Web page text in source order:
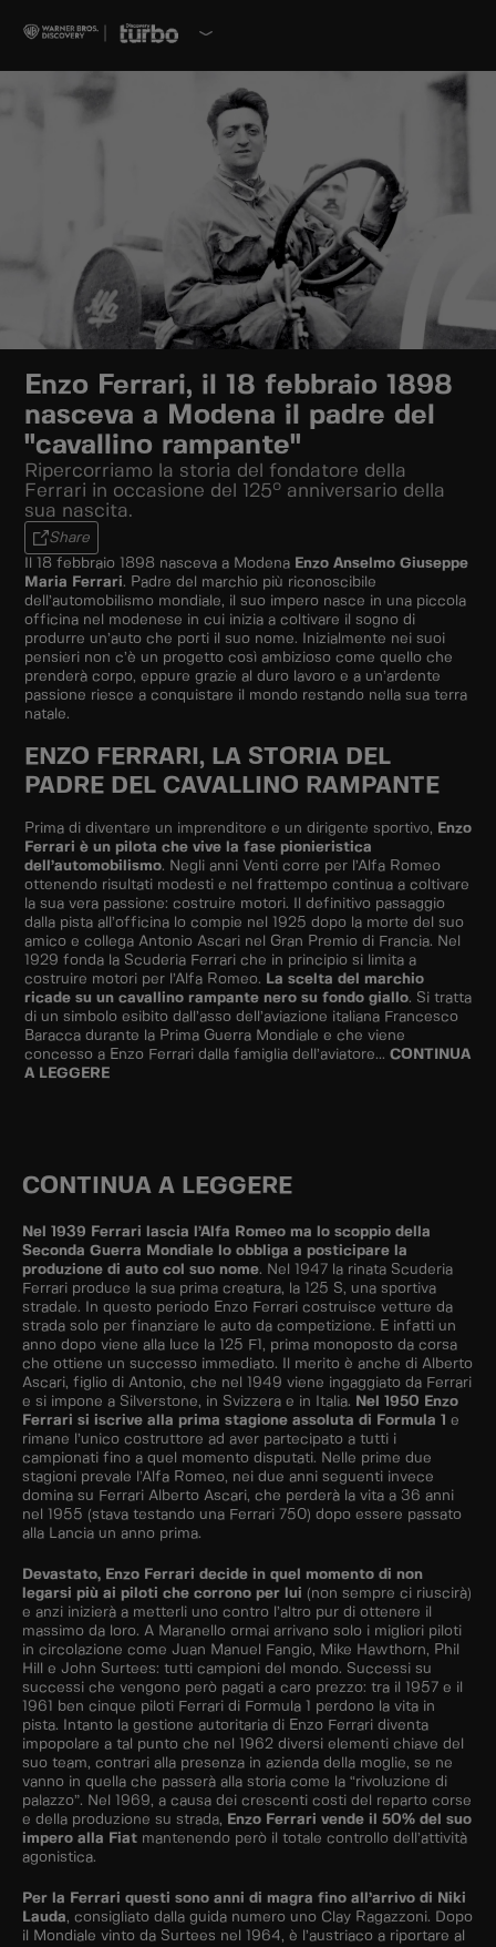
Enzo Ferrari, il 18 febbraio 1898
nasceva a Modena il padre del
"cavallino rampante"
Ripercorriamo la storia del fondatore della
Ferrari in occasione del 125° anniversario della
sua nascita.
Share
Il 18 febbraio 1898 nasceva a Modena Enzo Anselmo Giuseppe
Maria Ferrari. Padre del marchio più riconoscibile
dell’automobilismo mondiale, il suo impero nasce in una piccola
officina nel modenese in cui inizia a coltivare il sogno di
produrre un’auto che porti il suo nome. Inizialmente nei suoi
pensieri non c’è un progetto così ambizioso come quello che
prenderà corpo, eppure grazie al duro lavoro e a un’ardente
passione riesce a conquistare il mondo restando nella sua terra
natale.
ENZO FERRARI, LA STORIA DEL
PADRE DEL CAVALLINO RAMPANTE
Prima di diventare un imprenditore e un dirigente sportivo,
Enzo
Ferrari è un pilota che vive la fase pionieristica
dell’automobilismo. Negli anni Venti corre per l’Alfa Romeo
ottenendo risultati modesti e nel frattempo continua a coltivare
la sua vera passione: costruire motori. Il definitivo passaggio
dalla pista all’officina lo compie nel 1925 dopo la morte del suo
amico e collega Antonio Ascari nel Gran Premio di Francia. Nel
1929 fonda la Scuderia Ferrari che in principio si limita a
costruire motori per l’Alfa Romeo.
La scelta del marchio
ricade su un cavallino rampante nero su fondo giallo. Si tratta
di un simbolo esibito dall’asso dell’aviazione italiana Francesco
Baracca durante la Prima Guerra Mondiale e che viene
concesso a Enzo Ferrari dalla famiglia dell’aviatore... CONTINUA
A LEGGERE
CONTINUA A LEGGERE
Nel 1939 Ferrari lascia l’Alfa Romeo ma lo scoppio della
Seconda Guerra Mondiale lo obbliga a posticipare la
produzione di auto col suo nome. Nel 1947 la rinata Scuderia
Ferrari produce la sua prima creatura, la 125 S, una sportiva
stradale. In questo periodo Enzo Ferrari costruisce vetture da
strada solo per finanziare le auto da competizione. E infatti un
anno dopo viene alla luce la 125 F1, prima monoposto da corsa
che ottiene un successo immediato. Il merito è anche di Alberto
Ascari, figlio di Antonio, che nel 1949 viene ingaggiato da Ferrari
e si impone a Silverstone, in Svizzera e in Italia.
Nel 1950 Enzo
Ferrari si iscrive alla prima stagione assoluta di Formula 1
e
rimane l’unico costruttore ad aver partecipato a tutti i
campionati fino a quel momento disputati. Nelle prime due
stagioni prevale l’Alfa Romeo, nei due anni seguenti invece
domina su Ferrari Alberto Ascari, che perderà la vita a 36 anni
nel 1955 (stava testando una Ferrari 750) dopo essere passato
alla Lancia un anno prima.
Devastato, Enzo Ferrari decide in quel momento di non
legarsi più ai piloti che corrono per lui (non sempre ci riuscirà)
e anzi inizierà a metterli uno contro l’altro pur di ottenere il
massimo da loro. A Maranello ormai arrivano solo i migliori piloti
in circolazione come Juan Manuel Fangio, Mike Hawthorn, Phil
Hill e John Surtees: tutti campioni del mondo. Successi su
successi che vengono però pagati a caro prezzo: tra il 1957 e il
1961 ben cinque piloti Ferrari di Formula 1 perdono la vita in
pista. Intanto la gestione autoritaria di Enzo Ferrari diventa
impopolare a tal punto che nel 1962 diversi elementi chiave del
suo team, contrari alla presenza in azienda della moglie, se ne
vanno in quella che passerà alla storia come la “rivoluzione di
palazzo”. Nel 1969, a causa dei crescenti costi del reparto corse
e della produzione su strada,
Enzo Ferrari vende il 50% del suo
impero alla Fiat mantenendo però il totale controllo dell’attività
agonistica.
Per la Ferrari questi sono anni di magra fino all’arrivo di Niki
Lauda, consigliato dalla guida numero uno Clay Ragazzoni. Dopo
il Mondiale vinto da Surtees nel 1964, è l’austriaco a riportare al